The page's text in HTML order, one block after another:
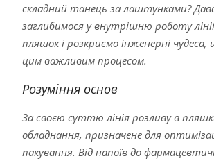
складний танець за лаштунками?
заглибимося у внутрішню роботу
пляшок і розкриємо інженерні
цим важливим процесом.
Розуміння основ
За своєю суттю лінія розливу в
обладнання, призначене для
пакування. Від напоїв до